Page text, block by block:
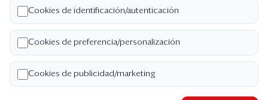
Nosotros
Quiénes somos
Código de ética
Términos y Condiciones
Cookies de identificación/autenticación
Cookies de preferencia/personalización
Cookies de publicidad/marketing